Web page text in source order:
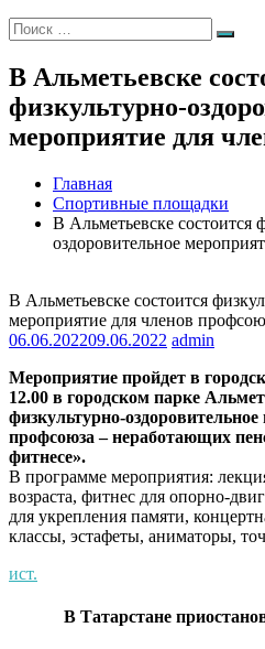
Искать:
Поиск
В Альметьевске
физкультурно-
мероприятие для
Главная
Спортивные площадки
В Альметьевске состоится
оздоровительное
В Альметьевске состоится
мероприятие для членов
06.06.202209.06.2022 admin
Мероприятие пройдет в
12.00 в городском парке
физкультурно-
профсоюза – неработающих
фитнесе».
В программе мероприятия:
возраста, фитнес для опорно-
для укрепления памяти,
классы, эстафеты, аниматоры,
ист.
В Татарстане